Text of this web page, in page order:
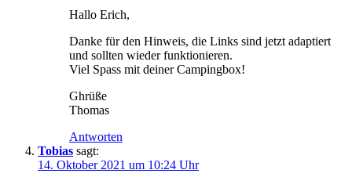
Hallo Erich,
Danke für den Hinweis, die Links sind jetzt adaptiert
und sollten wieder funktionieren.
Viel Spass mit deiner Campingbox!
Ghrüße
Thomas
Antworten
Tobias sagt:
14. Oktober 2021 um 10:24 Uhr